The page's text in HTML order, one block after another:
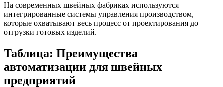
На современных швейных фабриках используются
интегрированные системы управления производством,
которые охватывают весь процесс от проектирования до
отгрузки готовых изделий.
Таблица: Преимущества
автоматизации для швейных
предприятий